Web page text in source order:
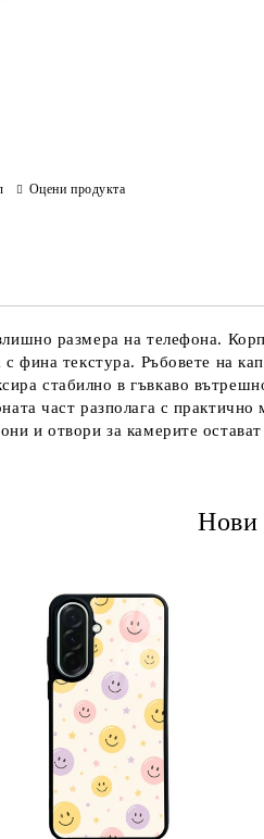
Оцени продукта
размера на телефона.
фина текстура. Ръбовете на
стабилно в гъвкаво
част разполага с
и отвори за камерите
Нови